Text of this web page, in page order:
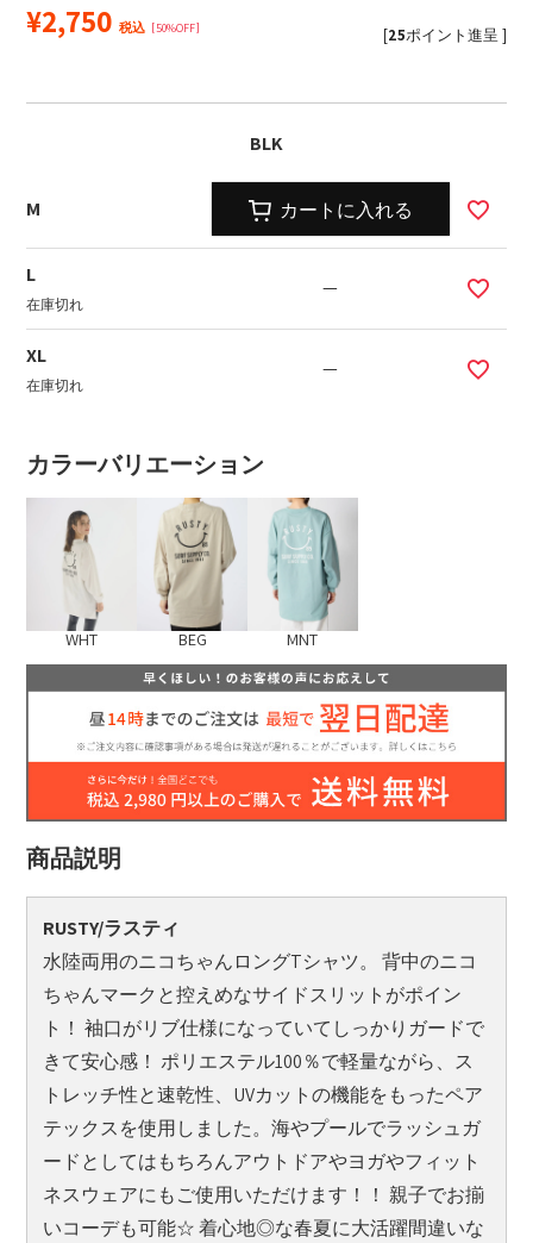
50%OFF
¥2,750 税込 [25ポイント進呈 ]
BLK
M カートに入れる
L
在庫切れ
—
XL
在庫切れ
—
カラーバリエーション
WHT BEG MNT
商品説明
RUSTY/ラスティ
水陸両用のニコちゃんロングTシャツ。 背中のニコ
ちゃんマークと控えめなサイドスリットがポイン
ト！ 袖口がリブ仕様になっていてしっかりガードで
きて安心感！ ポリエステル100％で軽量ながら、ス
トレッチ性と速乾性、UVカットの機能をもったペア
テックスを使用しました。海やプールでラッシュガ
ードとしてはもちろんアウトドアやヨガやフィット
ネスウェアにもご使用いただけます！！ 親子でお揃
いコーデも可能☆ 着心地◎な春夏に大活躍間違いな